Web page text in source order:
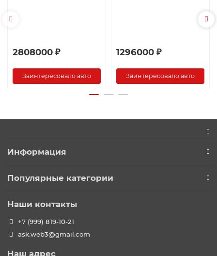
2808000 ₽
Заинтересовало авто
1296000 ₽
Заинтересовало авто
Информация
Популярные категории
Наши контакты
+7 (999) 819-10-21
ask.web3@gmail.com
Наш адрес